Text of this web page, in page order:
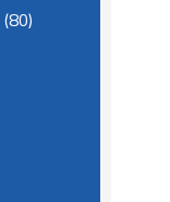
(80)